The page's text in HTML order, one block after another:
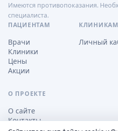
Имеются противопоказания.
специалиста.
ПАЦИЕНТАМ
Врачи
Клиники
Цены
Акции
КЛИНИКАМ
Личный
О ПРОЕКТЕ
О сайте
Контакты